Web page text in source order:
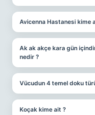
Avicenna Hastanesi kime
Ak ak akçe kara gün
nedir ?
Vücudun 4 temel doku
Koçak kime ait ?